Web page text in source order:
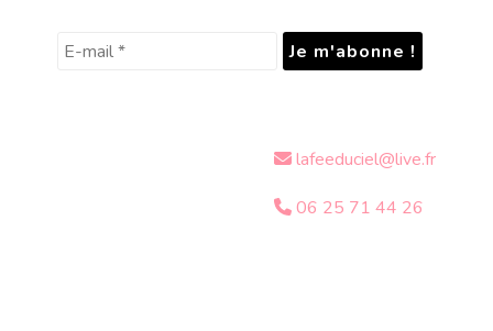
lafeeduciel@live.fr
06 25 71 44 26